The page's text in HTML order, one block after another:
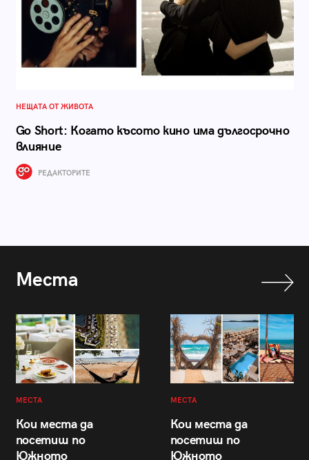
НЕЩАТА ОТ ЖИВОТА
Go Short: Когато късото кино има дългосрочно
влияние
РЕДАКТОРИТЕ
Места
МЕСТА
Кои места да
посетиш по
Южното
МЕСТА
Кои места да
посетиш по
Южното